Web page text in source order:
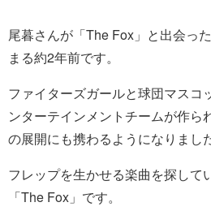
尾暮さんが「The Fox」と出会っ
まる約2年前です。
ファイターズガールと球団マスコ
ンターテインメントチームが作ら
の展開にも携わるようになりました
フレップを生かせる楽曲を探して
「The Fox」です。